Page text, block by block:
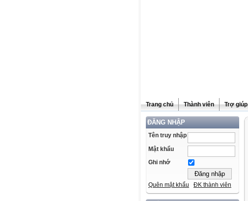
Trang chủ Thành viên Trợ giúp
ĐĂNG NHẬP
Tên truy nhập
Mật khẩu
Ghi nhớ
Quên mật khẩu ĐK thành viên